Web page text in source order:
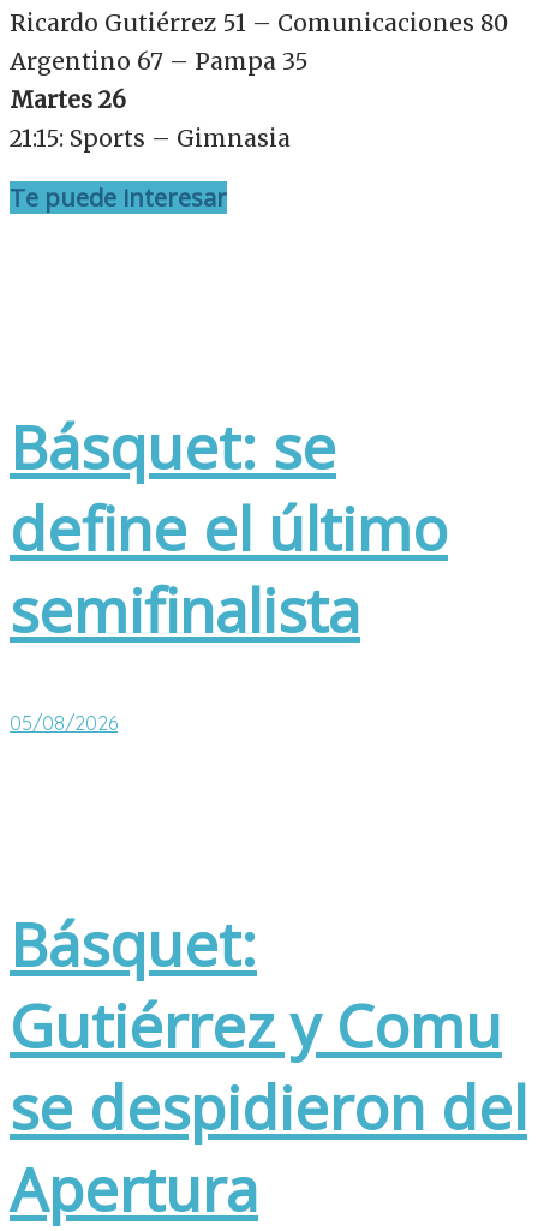
Ricardo Gutiérrez 51 – Comunicaciones 80
Argentino 67 – Pampa 35
Martes 26
21:15: Sports – Gimnasia
Te puede interesar
Básquet: se
define el último
semifinalista
05/08/2026
Básquet:
Gutiérrez y Comu
se despidieron del
Apertura